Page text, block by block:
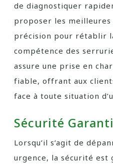
de diagnostiquer
proposer les meilleures
précision pour rétablir
compétence des
assure une prise en
fiable, offrant aux
face à toute situation
Sécurité
Lorsqu’il s’agit de
urgence, la sécurité est